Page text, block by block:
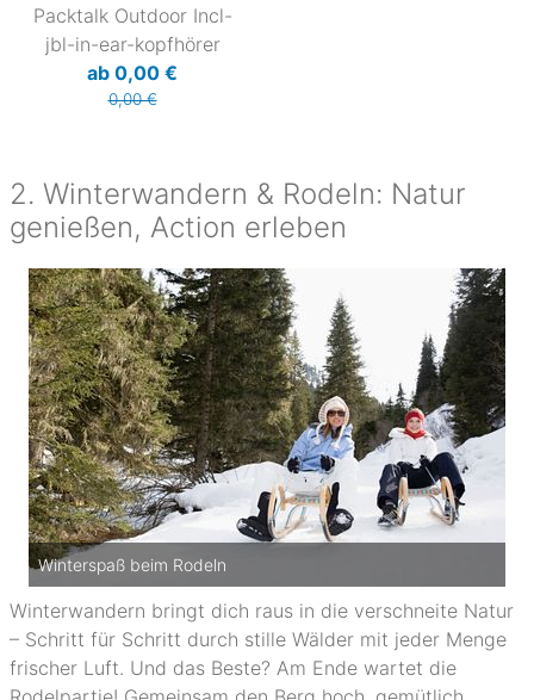
Packtalk Outdoor Incl-
jbl-in-ear-kopfhörer
ab 0,00 €
0,00 €
2. Winterwandern & Rodeln: Natur
genießen, Action erleben
Winterspaß beim Rodeln
Winterwandern bringt dich raus in die verschneite Natur
– Schritt für Schritt durch stille Wälder mit jeder Menge
frischer Luft. Und das Beste? Am Ende wartet die